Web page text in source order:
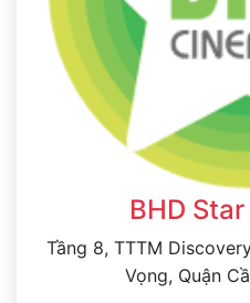
BHD
Tầng 8, TTTM
Vọng, Quận